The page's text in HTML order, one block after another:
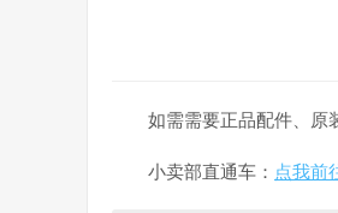
如需需要正品配件、原
小卖部直通车： 点我前